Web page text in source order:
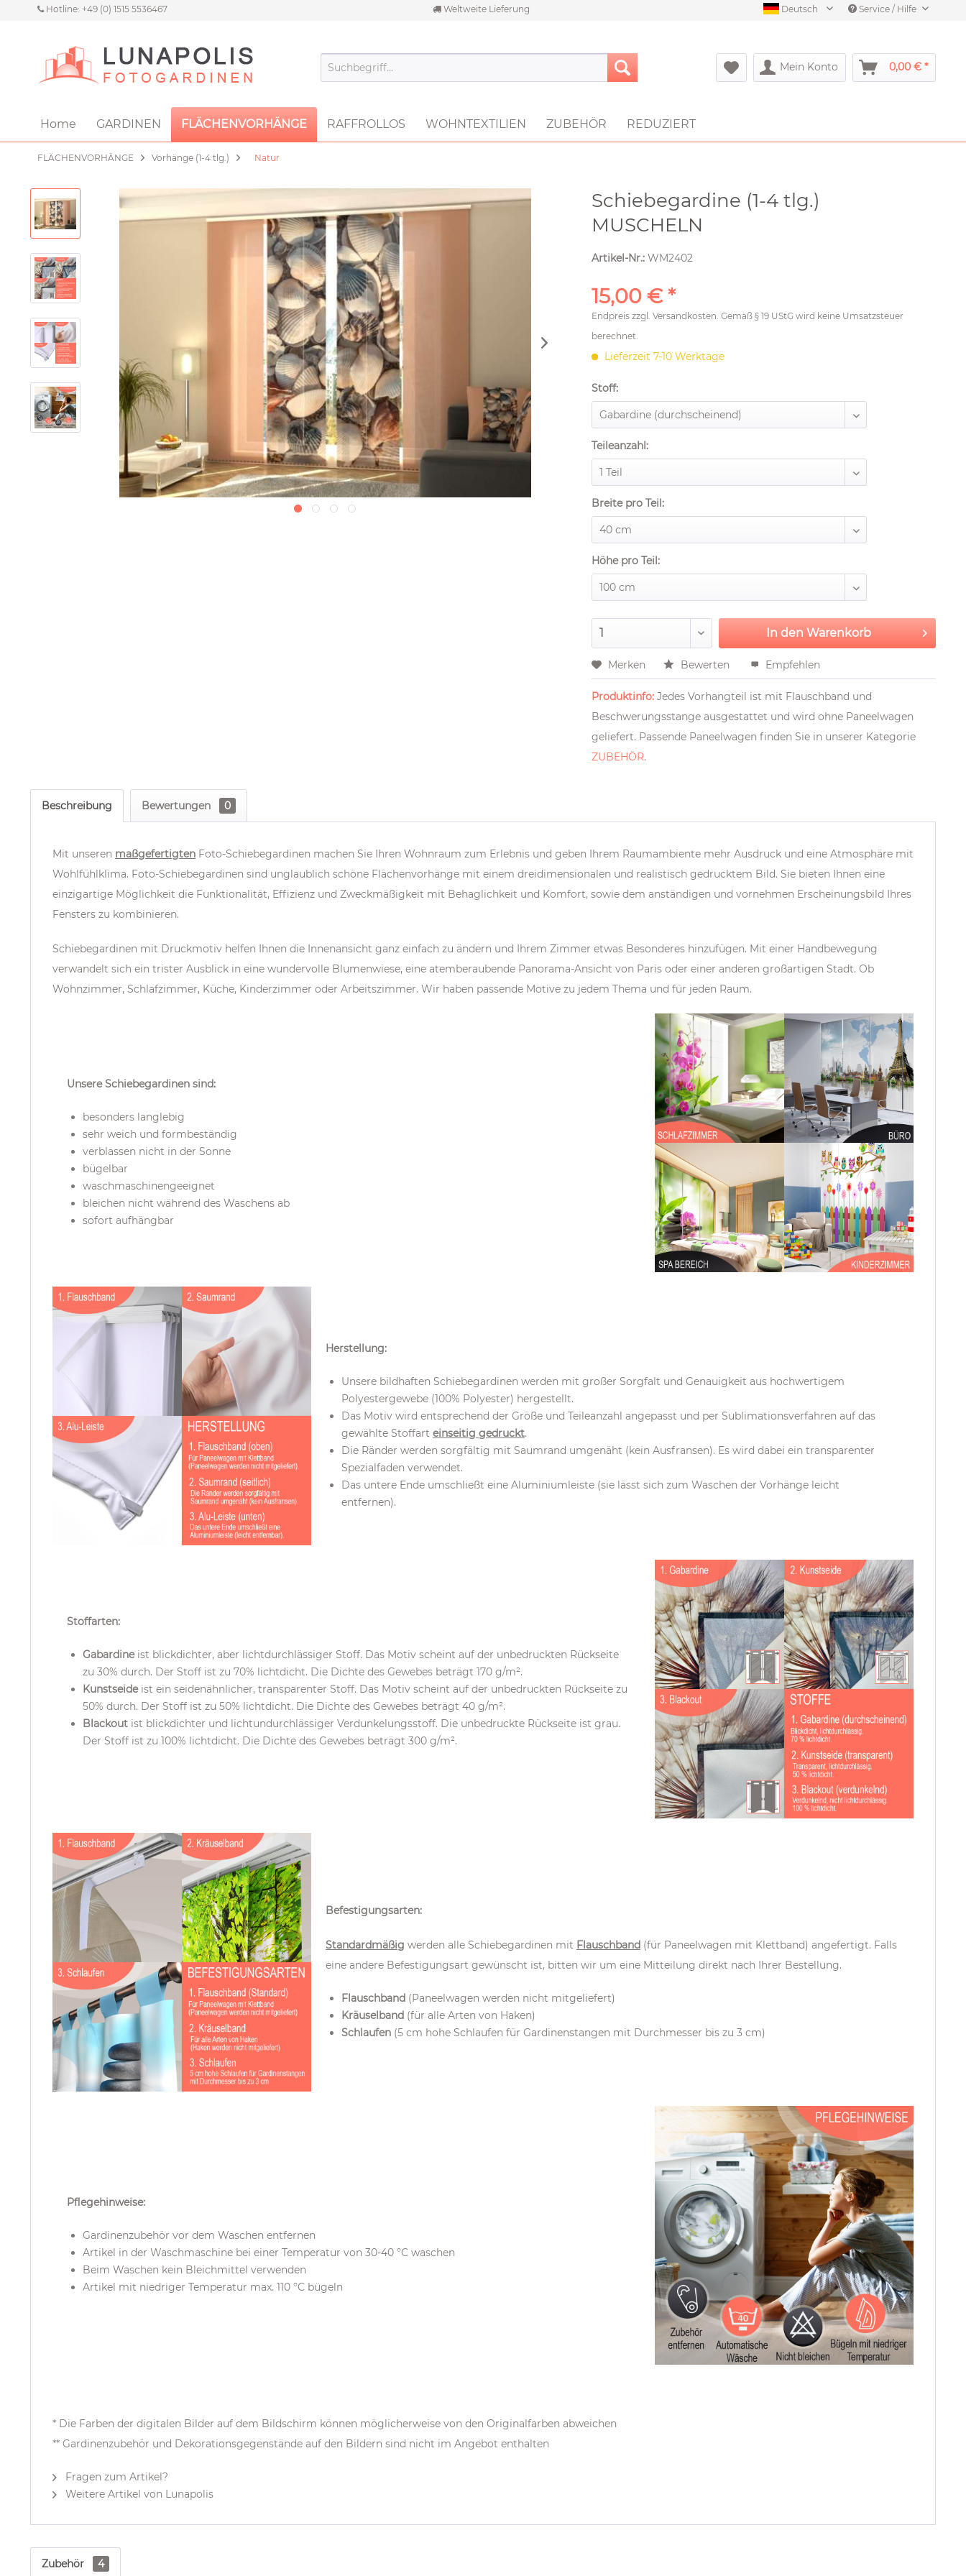
Hotline: +49 (0) 1515 5536467 Weltweite Lieferung Deutsch Service / Hilfe
Mein Konto 0,00 € *
Home GARDINEN FLÄCHENVORHÄNGE RAFFROLLOS WOHNTEXTILIEN ZUBEHÖR REDUZIERT
FLÄCHENVORHÄNGE Vorhänge (1-4 tlg.) Natur
Schiebegardine (1-4 tlg.)
MUSCHELN
Artikel-Nr.:WM2402
15,00 € *
Endpreis zzgl.Versandkosten. Gemäß § 19 UStG wird keine Umsatzsteuer
berechnet.
Lieferzeit 7-10 Werktage
Stoff:
Teileanzahl:
Breite pro Teil:
Höhe pro Teil:
In den Warenkorb
Merken Bewerten Empfehlen
Produktinfo: Jedes Vorhangteil ist mit Flauschband und
Beschwerungsstange ausgestattet und wird ohne Paneelwagen
geliefert. Passende Paneelwagen finden Sie in unserer Kategorie
ZUBEHÖR.
Beschreibung Bewertungen 0
Mit unseren maßgefertigten Foto-Schiebegardinen machen Sie Ihren Wohnraum zum Erlebnis und geben Ihrem Raumambiente mehr Ausdruck und eine Atmosphäre mit
Wohlfühlklima. Foto-Schiebegardinen sind unglaublich schöne Flächenvorhänge mit einem dreidimensionalen und realistisch gedrucktem Bild. Sie bieten Ihnen eine
einzigartige Möglichkeit die Funktionalität, Effizienz und Zweckmäßigkeit mit Behaglichkeit und Komfort, sowie dem anständigen und vornehmen Erscheinungsbild Ihres
Fensters zu kombinieren.
Schiebegardinen mit Druckmotiv helfen Ihnen die Innenansicht ganz einfach zu ändern und Ihrem Zimmer etwas Besonderes hinzufügen. Mit einer Handbewegung
verwandelt sich ein trister Ausblick in eine wundervolle Blumenwiese, eine atemberaubende Panorama-Ansicht von Paris oder einer anderen großartigen Stadt. Ob
Wohnzimmer, Schlafzimmer, Küche, Kinderzimmer oder Arbeitszimmer. Wir haben passende Motive zu jedem Thema und für jeden Raum.
Unsere Schiebegardinen sind:
besonders langlebig
sehr weich und formbeständig
verblassen nicht in der Sonne
bügelbar
waschmaschinengeeignet
bleichen nicht während des Waschens ab
sofort aufhängbar
Herstellung:
Unsere bildhaften Schiebegardinen werden mit großer Sorgfalt und Genauigkeit aus hochwertigem
Polyestergewebe (100% Polyester) hergestellt.
Das Motiv wird entsprechend der Größe und Teileanzahl angepasst und per Sublimationsverfahren auf das
gewählte Stoffart einseitig gedruckt.
Die Ränder werden sorgfältig mit Saumrand umgenäht (kein Ausfransen). Es wird dabei ein transparenter
Spezialfaden verwendet.
Das untere Ende umschließt eine Aluminiumleiste (sie lässt sich zum Waschen der Vorhänge leicht
entfernen).
Stoffarten:
Gabardineist blickdichter, aber lichtdurchlässiger Stoff. Das Motiv scheint auf der unbedruckten Rückseite
zu 30% durch. Der Stoff ist zu 70% lichtdicht. Die Dichte des Gewebes beträgt 170 g/m².
Kunstseideist ein seidenähnlicher, transparenter Stoff. Das Motiv scheint auf der unbedruckten Rückseite zu
50% durch. Der Stoff ist zu 50% lichtdicht. Die Dichte des Gewebes beträgt 40 g/m².
Blackout ist blickdichter und lichtundurchlässiger Verdunkelungsstoff. Die unbedruckte Rückseite ist grau.
Der Stoff ist zu 100% lichtdicht. Die Dichte des Gewebes beträgt 300 g/m².
Befestigungsarten:
Standardmäßig werden alle Schiebegardinen mit Flauschband (für Paneelwagen mit Klettband) angefertigt. Falls
eine andere Befestigungsart gewünscht ist, bitten wir um eine Mitteilung direkt nach Ihrer Bestellung.
Flauschband (Paneelwagen werden nicht mitgeliefert)
Kräuselband (für alle Arten von Haken)
Schlaufen (5 cm hohe Schlaufen für Gardinenstangen mit Durchmesser bis zu 3 cm)
Pflegehinweise:
Gardinenzubehör vor dem Waschen entfernen
Artikel in der Waschmaschine bei einer Temperatur von 30-40 °C waschen
Beim Waschen kein Bleichmittel verwenden
Artikel mit niedriger Temperatur max. 110 °C bügeln
* Die Farben der digitalen Bilder auf dem Bildschirm können möglicherweise von den Originalfarben abweichen
** Gardinenzubehör und Dekorationsgegenstände auf den Bildern sind nicht im Angebot enthalten
Fragen zum Artikel?
Weitere Artikel von Lunapolis
Zubehör 4